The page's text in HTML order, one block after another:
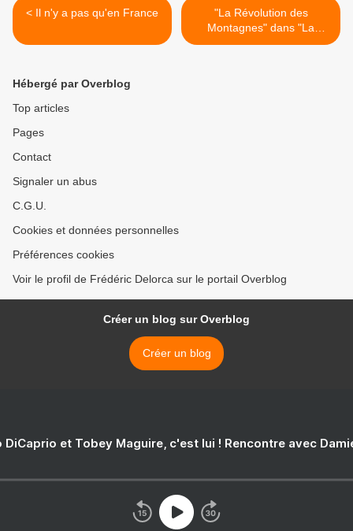
< Il n'y a pas qu'en France
"La Révolution des
Montagnes" dans "La
République des Pyrénées"
Hébergé par Overblog
Top articles
Pages
Contact
Signaler un abus
C.G.U.
Cookies et données personnelles
Préférences cookies
Voir le profil de Frédéric Delorca sur le portail Overblog
Créer un blog sur Overblog
Créer un blog
DiCaprio et Tobey Maguire, c'est lui ! Rencontre avec